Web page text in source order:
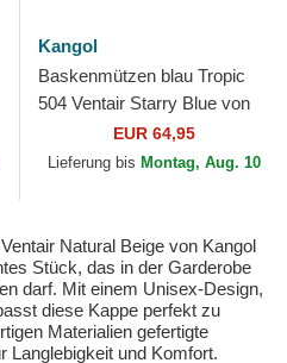
Kangol
Baskenmützen blau Tropic
504 Ventair Starry Blue von
EUR 64,95
Lieferung bis Montag, Aug. 10
Natural Beige von Kangol
Stück, das in der Garderobe
darf. Mit einem Unisex-Design,
diese Kappe perfekt zu
Materialien gefertigte
Langlebigkeit und Komfort.